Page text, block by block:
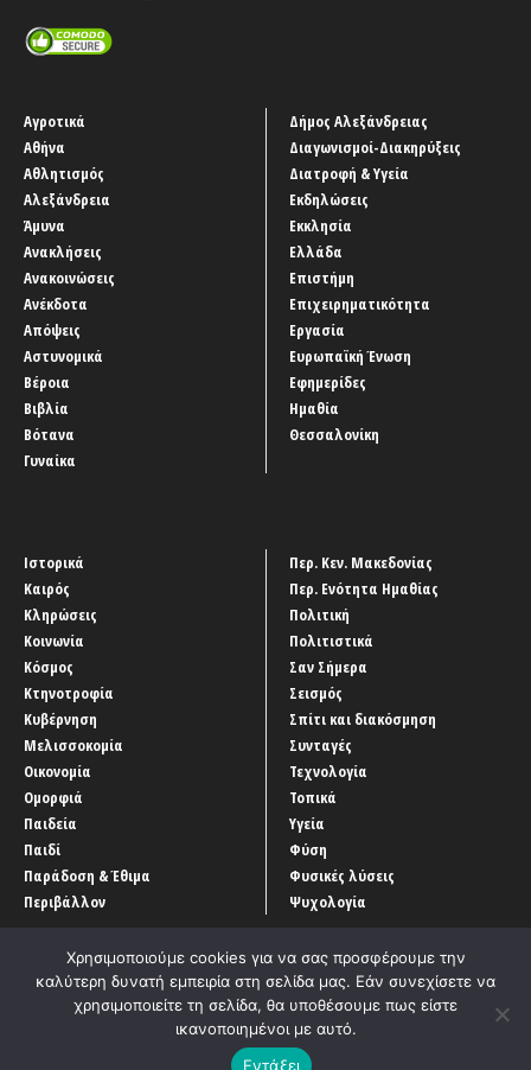
Αγροτικά
Αθήνα
Αθλητισμός
Αλεξάνδρεια
Άμυνα
Ανακλήσεις
Ανακοινώσεις
Ανέκδοτα
Απόψεις
Αστυνομικά
Βέροια
Βιβλία
Βότανα
Γυναίκα
Δήμος Αλεξάνδρειας
Διαγωνισμοί-Διακηρύξεις
Διατροφή & Υγεία
Εκδηλώσεις
Εκκλησία
Ελλάδα
Επιστήμη
Επιχειρηματικότητα
Εργασία
Ευρωπαϊκή Ένωση
Εφημερίδες
Ημαθία
Θεσσαλονίκη
Ιστορικά
Καιρός
Κληρώσεις
Κοινωνία
Κόσμος
Κτηνοτροφία
Κυβέρνηση
Μελισσοκομία
Οικονομία
Ομορφιά
Παιδεία
Παιδί
Παράδοση & Έθιμα
Περιβάλλον
Περ. Κεν. Μακεδονίας
Περ. Ενότητα Ημαθίας
Πολιτική
Πολιτιστικά
Σαν Σήμερα
Σεισμός
Σπίτι και διακόσμηση
Συνταγές
Τεχνολογία
Τοπικά
Υγεία
Φύση
Φυσικές λύσεις
Ψυχολογία
‘Οροι χρήσης Αρχείο Άρθρων
Χρησιμοποιούμε cookies για να σας προσφέρουμε την
καλύτερη δυνατή εμπειρία στη σελίδα μας. Εάν συνεχίσετε να
χρησιμοποιείτε τη σελίδα, θα υποθέσουμε πως είστε
ικανοποιημένοι με αυτό.
Εντάξει